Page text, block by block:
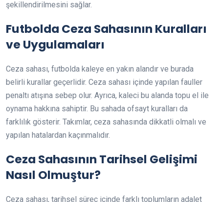
şekillendirilmesini sağlar.
Futbolda Ceza Sahasının Kuralları
ve Uygulamaları
Ceza sahası, futbolda kaleye en yakın alandır ve burada
belirli kurallar geçerlidir. Ceza sahası içinde yapılan fauller
penaltı atışına sebep olur. Ayrıca, kaleci bu alanda topu el ile
oynama hakkına sahiptir. Bu sahada ofsayt kuralları da
farklılık gösterir. Takımlar, ceza sahasında dikkatli olmalı ve
yapılan hatalardan kaçınmalıdır.
Ceza Sahasının Tarihsel Gelişimi
Nasıl Olmuştur?
Ceza sahası, tarihsel süreç içinde farklı toplumların adalet